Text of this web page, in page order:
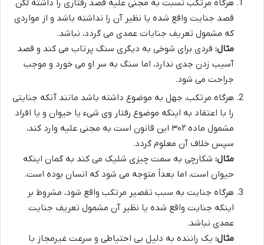
هرگاه مرتکب نسبت به مجنی علیه قصد رفتاری را داشته لکن
قصد جنایت واقع شده یا نظیر آن را نداشته باشد و از مواردی
که مشمول تعریف جنایات عمدی می گردد، نباشد.
مثال: فردی برای شوخی به دیگری سنگ پرتاب می کند و قصد
آسیب زدن جدی ندارد، اما سنگ به سر او می خورد و موجب
جراحت می شود.
هرگاه مرتکب، جهل به موضوع داشته باشد مانند آنکه جنایتی
را با اعتقاد به اینکه موضوع رفتار وی شیء یا حیوان و یا افراد
مشمول ماده ۳۰۲ این قانون است به مجنی علیه وارد کند،
سپس خلاف آن معلوم گردد.
مثال: شکارچی به سمت چیزی شلیک می کند به گمان اینکه
حیوان است، اما بعداً متوجه می شود که انسان بوده است.
هرگاه جنایت به سبب تقصیر مرتکب واقع شود، مشروط بر
اینکه جنایت واقع شده یا نظیر آن مشمول تعریف جنایت
عمدی نباشد.
مثال: یک راننده به دلیل بی احتیاطی و سرعت غیرمجاز با